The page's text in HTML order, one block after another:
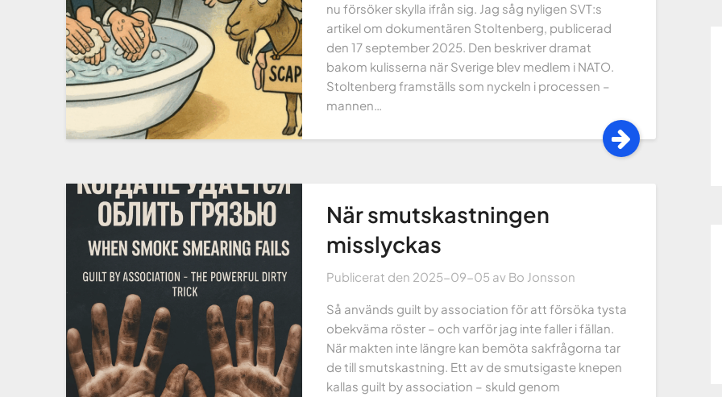
nu försöker skylla ifrån sig. Jag såg nyligen SVT:s
artikel om dokumentären Stoltenberg, publicerad
den 17 september 2025. Den beskriver dramat
bakom kulisserna när Sverige blev medlem i NATO.
Stoltenberg framställs som nyckeln i processen –
mannen…
När smutskastningen
misslyckas
Publicerat den 2025-09-05 av Bo Jonsson
Så används guilt by association för att försöka tysta
obekväma röster – och varför jag inte faller i fällan.
När makten inte längre kan bemöta sakfrågorna tar
de till smutskastning. Ett av de smutsigaste knepen
kallas guilt by association – skuld genom